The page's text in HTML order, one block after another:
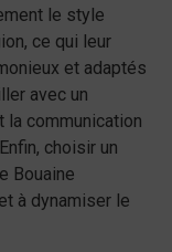
le style
ce qui leur
et adaptés
avec un
communication
choisir un
Bouaine
à dynamiser le